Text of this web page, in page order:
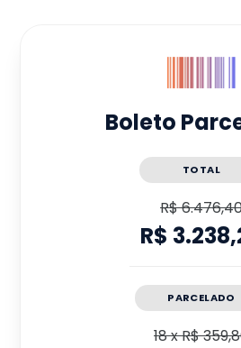
Boleto
TOTAL
R$
R$
PARCELADO
18xR$